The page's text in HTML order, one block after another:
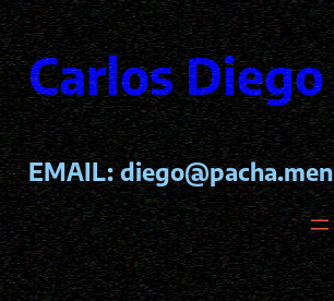
Pular
para
o
conteúdo
Carlos Diego
EMAIL:diego@pacha.men